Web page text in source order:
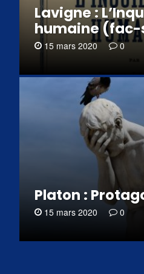
Lavigne :
humaine (fac-
15 mars 2020 0
Platon :
15 mars 2020 0